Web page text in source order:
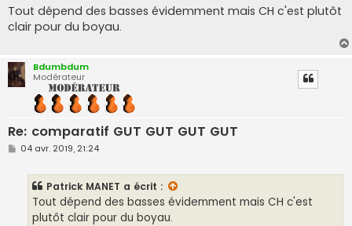
s
s
a
Tout dépend des basses évidemment mais CH c'est plutôt
clair pour du boyau.
Bdumbdum
Modérateur
Re: comparatif GUT GUT GUT GUT
M
04 avr. 2019, 21:24
Patrick MANET a écrit :
Tout dépend des basses évidemment mais CH c'est
plutôt clair pour du boyau.